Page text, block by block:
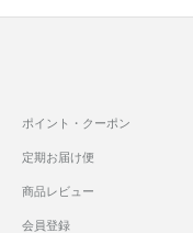
ポイント・クーポン
定期お届け便
商品レビュー
会員登録